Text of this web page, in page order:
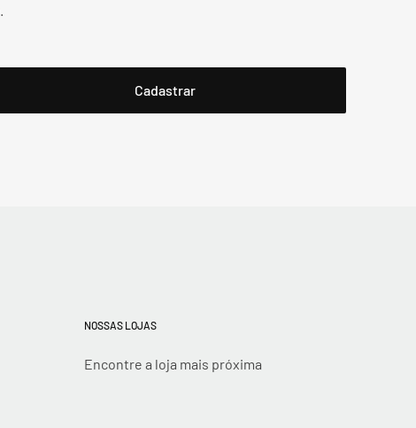
NOSSAS LOJAS
Encontre a loja mais próxima